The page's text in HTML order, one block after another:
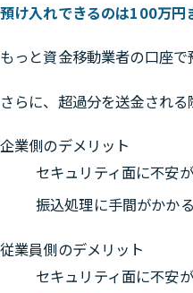
預け入れできるのは100万円
もっと資金移動業者の口座
さらに、超過分を送金され
企業側のデメリット
セキュリティ面に不安
振込処理に手間がかかる
従業員側のデメリット
セキュリティ面に不安